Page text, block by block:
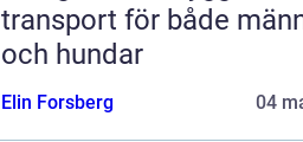
transport för både
och hundar
Elin Forsberg 04